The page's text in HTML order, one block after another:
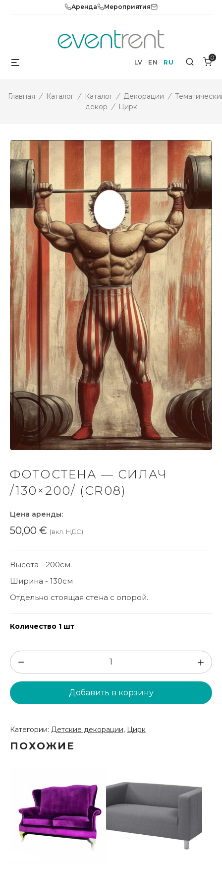
Аренда Мероприятия
LV EN RU Search
0
Главная / Каталог / Каталог / Декорации /
декор / Цирк
ФОТОСТЕНА — СИЛАЧ
/130×200/ (CR08)
Цена аренды:
50,00 € (вкл. НДС)
Высота - 200см.
Ширина - 130см
Отдельно стоящая стена с опорой.
Количество 1 шт
Количество
товара
Фотостена
-
/130x200/
(CR08)
Добавить в корзину
Категории: Детские декорации, Цирк
ПОХОЖИЕ